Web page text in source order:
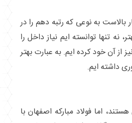
بالاست به نوعی که رتبه دهم را در
نه تنها توانسته ایم نیاز داخل را
از آن خود کرده ایم. به عبارت بهتر
داشته ایم.
اما فولاد مبارکه اصفهان با